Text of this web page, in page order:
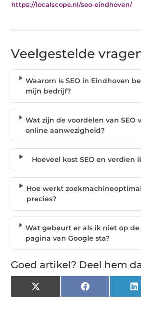
https://localscope.nl/seo-eindhoven/
Veelgestelde
Waarom is SEO in Eindhoven
mijn bedrijf?
Wat zijn de voordelen van SEO
online aanwezigheid?
Hoeveel kost SEO en verdien
Hoe werkt
precies?
Wat gebeurt er als ik niet op de
pagina van Google sta?
Goed artikel? Deel hem
X
(Twitter)
Facebook